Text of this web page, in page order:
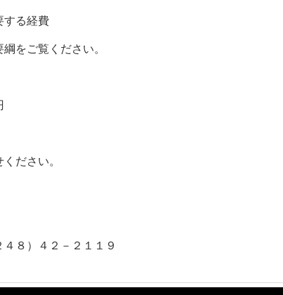
る経費
ご覧ください。
ださい。
８）４２－２１１９